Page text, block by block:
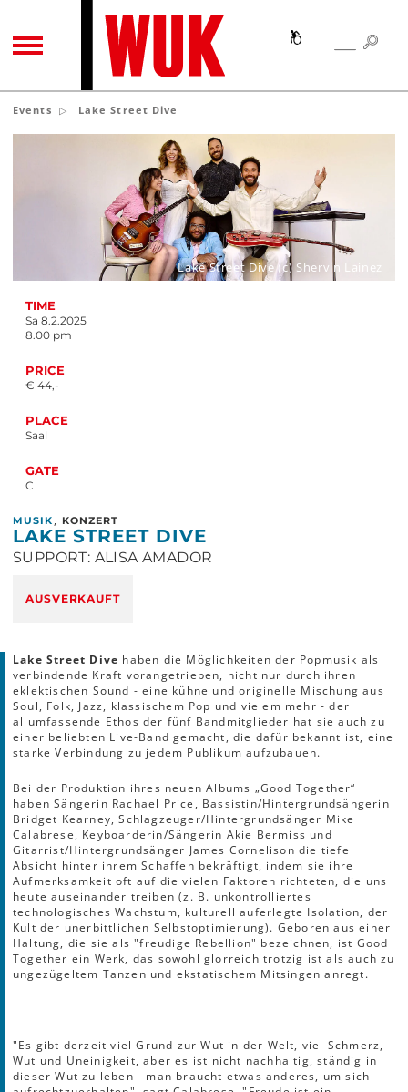
TOGGLE NAVIGATION SEARCH
Events Lake Street Dive
TIME
Sa 8.2.2025
8.00 pm
PRICE
€ 44,-
PLACE
Saal
GATE
C
Lake Street Dive (c) Shervin Lainez
MUSIK , KONZERT
LAKE STREET DIVE
SUPPORT: ALISA AMADOR
AUSVERKAUFT
Lake Street Dive haben die Möglichkeiten der Popmusik als
verbindende Kraft vorangetrieben, nicht nur durch ihren
eklektischen Sound - eine kühne und originelle Mischung aus
Soul, Folk, Jazz, klassischem Pop und vielem mehr - der
allumfassende Ethos der fünf Bandmitglieder hat sie auch zu
einer beliebten Live-Band gemacht, die dafür bekannt ist, eine
starke Verbindung zu jedem Publikum aufzubauen.
Bei der Produktion ihres neuen Albums „Good Together“
haben Sängerin Rachael Price, Bassistin/Hintergrundsängerin
Bridget Kearney, Schlagzeuger/Hintergrundsänger Mike
Calabrese, Keyboarderin/Sängerin Akie Bermiss und
Gitarrist/Hintergrundsänger James Cornelison die tiefe
Absicht hinter ihrem Schaffen bekräftigt, indem sie ihre
Aufmerksamkeit oft auf die vielen Faktoren richteten, die uns
heute auseinander treiben (z. B. unkontrolliertes
technologisches Wachstum, kulturell auferlegte Isolation, der
Kult der unerbittlichen Selbstoptimierung). Geboren aus einer
Haltung, die sie als "freudige Rebellion" bezeichnen, ist Good
Together ein Werk, das sowohl glorreich trotzig ist als auch zu
ungezügeltem Tanzen und ekstatischem Mitsingen anregt.
"Es gibt derzeit viel Grund zur Wut in der Welt, viel Schmerz,
Wut und Uneinigkeit, aber es ist nicht nachhaltig, ständig in
dieser Wut zu leben - man braucht etwas anderes, um sich